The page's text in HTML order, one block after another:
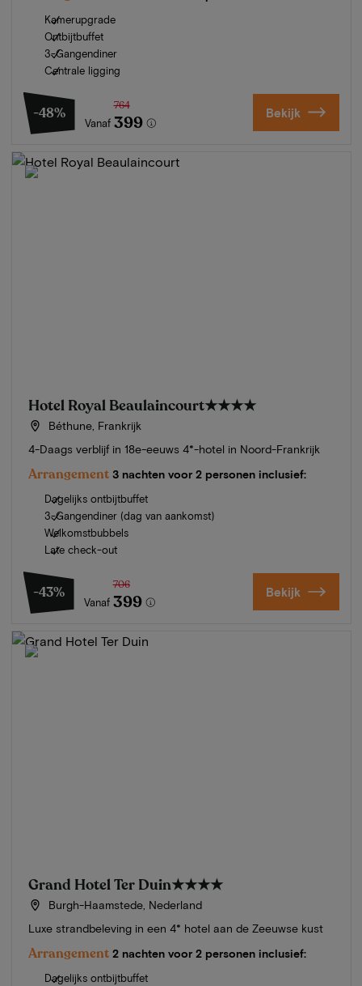
Kamerupgrade
Ontbijtbuffet
3-Gangendiner
Centrale ligging
-48%
Vanaf
764
399 Bekijk
Hotel Royal Beaulaincourt★★★★
Béthune, Frankrijk
4-Daags verblijf in 18e-eeuws 4*-hotel in Noord-Frankrijk
Arrangement 3 nachten voor 2 personen inclusief:
Dagelijks ontbijtbuffet
3-Gangendiner (dag van aankomst)
Welkomstbubbels
Late check-out
-43%
Vanaf
706
399 Bekijk
Grand Hotel Ter Duin★★★★
Burgh-Haamstede, Nederland
Luxe strandbeleving in een 4* hotel aan de Zeeuwse kust
Arrangement 2 nachten voor 2 personen inclusief:
Dagelijks ontbijtbuffet